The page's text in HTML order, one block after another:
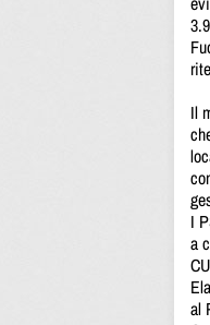
Il
I
a
al